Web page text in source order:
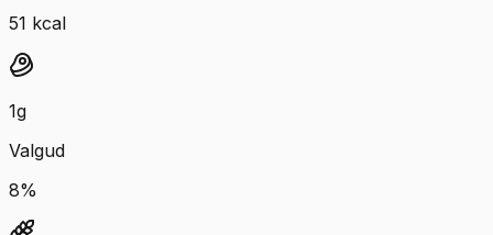
51 kcal
1g
Valgud
8%